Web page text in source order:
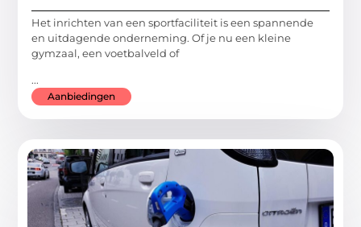
Het inrichten van een sportfaciliteit is een spannende
en uitdagende onderneming. Of je nu een kleine
gymzaal, een voetbalveld of
...
Aanbiedingen